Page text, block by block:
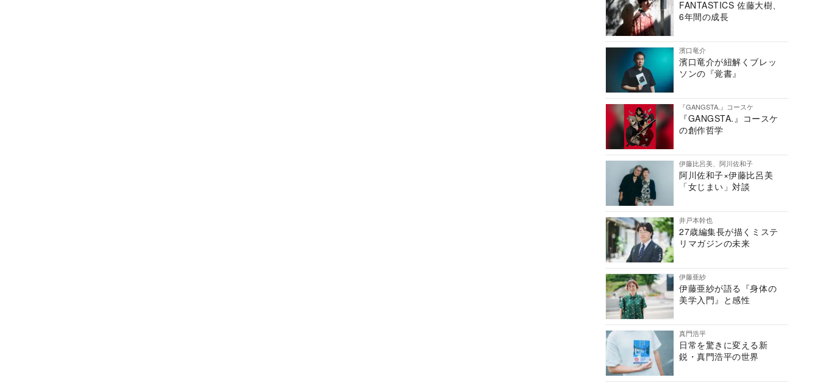
FANTASTICS 佐藤大樹、
6年間の成長
濱口竜介
濱口竜介が紐解くブレッ
ソンの『覚書』
『GANGSTA.』コースケ
『GANGSTA.』コースケ
の創作哲学
伊藤比呂美、阿川佐和子
阿川佐和子×伊藤比呂美
「女じまい」対談
井戸本幹也
27歳編集長が描くミステ
リマガジンの未来
伊藤亜紗
伊藤亜紗が語る『身体の
美学入門』と感性
真門浩平
日常を驚きに変える新
鋭・真門浩平の世界